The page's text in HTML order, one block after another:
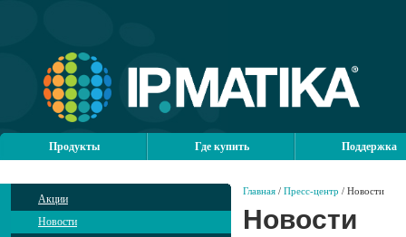
Продукты Где купить Поддержка
Акции
Новости
Главная / Пресс-центр / Новости
Новости